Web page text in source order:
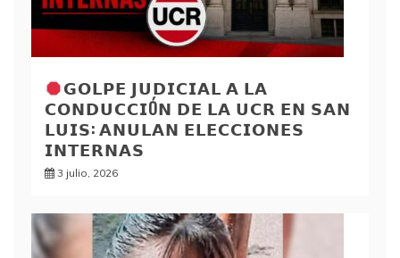
𝗚𝗢𝗟𝗣𝗘 𝗝𝗨𝗗𝗜𝗖𝗜𝗔𝗟 𝗔 𝗟𝗔
𝗖𝗢𝗡𝗗𝗨𝗖𝗖𝗜Ó𝗡 𝗗𝗘 𝗟𝗔 𝗨𝗖𝗥 𝗘𝗡 𝗦𝗔𝗡
𝗟𝗨𝗜𝗦: 𝗔𝗡𝗨𝗟𝗔𝗡 𝗘𝗟𝗘𝗖𝗖𝗜𝗢𝗡𝗘𝗦
𝗜𝗡𝗧𝗘𝗥𝗡𝗔𝗦
3 julio, 2026